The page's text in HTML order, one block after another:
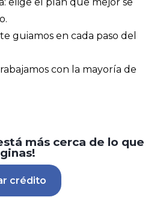
guiamos en cada paso del
con la mayoría de
más cerca de lo que
crédito